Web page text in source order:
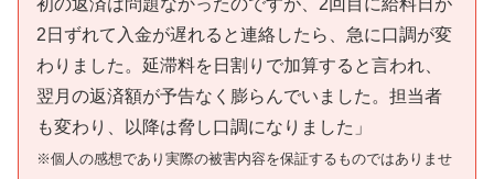
2日ずれて入金が遅れると連絡したら、急に口調が変
わりました。延滞料を日割りで加算すると言われ、
翌月の返済額が予告なく膨らんでいました。担当者
も変わり、以降は脅し口調になりました」
※個人の感想であり実際の被害内容を保証するものではありませ